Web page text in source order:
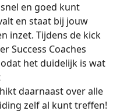
en goed kunt
en staat bij jouw
inzet. Tijdens de kick
Success Coaches
het duidelijk is wat
daarnaast over alle
zelf al kunt treffen!